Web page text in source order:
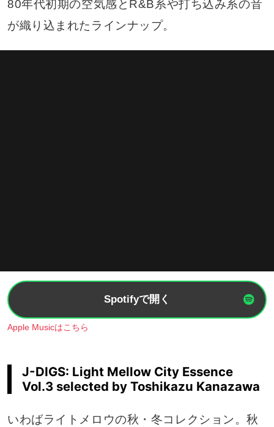
80年代初期の空気感とR&B系や打ち込み系の音
が織り込まれたラインナップ。
Spotifyで開く
Apple Musicはこちら
J-DIGS: Light Mellow City Essence
Vol.3 selected by Toshikazu Kanazawa
いわばライトメロウの秋・冬コレクション。秋